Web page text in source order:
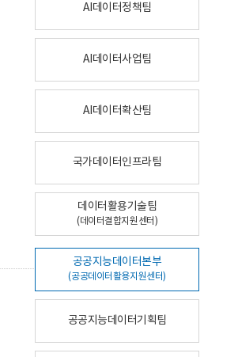
AI데이터정책팀
AI데이터사업팀
AI데이터확산팀
국가데이터인프라팀
데이터활용기술팀
(데이터결합지원센터)
공공지능데이터본부
(공공데이터활용지원센터)
공공지능데이터기획팀